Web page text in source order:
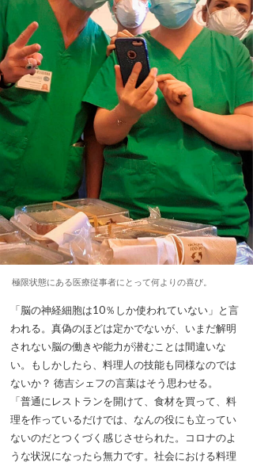
極限状態にある医療従事者にとって何よりの喜び。
「脳の神経細胞は10％しか使われていない」と言
われる。真偽のほどは定かでないが、いまだ解明
されない脳の働きや能力が潜むことは間違いな
い。もしかしたら、料理人の技能も同様なのでは
ないか？ 徳吉シェフの言葉はそう思わせる。
「普通にレストランを開けて、食材を買って、料
理を作っているだけでは、なんの役にも立ってい
ないのだとつくづく感じさせられた。コロナのよ
うな状況になったら無力です。社会における料理